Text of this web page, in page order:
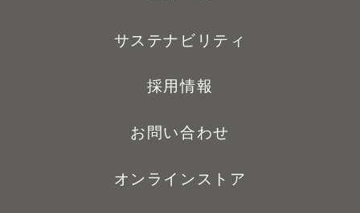
サステナビリティ
採用情報
お問い合わせ
オンラインストア